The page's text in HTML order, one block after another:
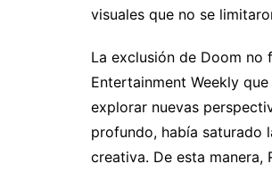
visuales que no se
La exclusión de Doom no
Entertainment Weekly
explorar nuevas
profundo, había saturado
creativa. De esta